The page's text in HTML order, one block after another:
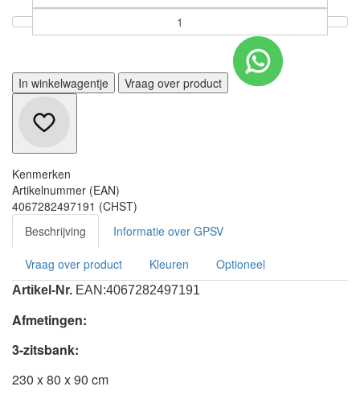
In winkelwagentje Vraag over product
Kenmerken
Artikelnummer (EAN)
4067282497191 (CHST)
Beschrijving
Informatie over GPSV
Vraag over product Kleuren Optioneel
Artikel-Nr. EAN:4067282497191
Afmetingen:
3-zitsbank:
230 x 80 x 90 cm